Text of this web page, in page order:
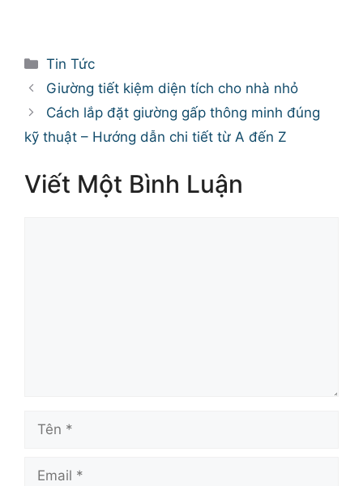
Danh
mục
Tin Tức
Giường tiết kiệm diện tích cho nhà nhỏ
Cách lắp đặt giường gấp thông minh đúng
kỹ thuật – Hướng dẫn chi tiết từ A đến Z
Viết Một Bình Luận
Tên
Email